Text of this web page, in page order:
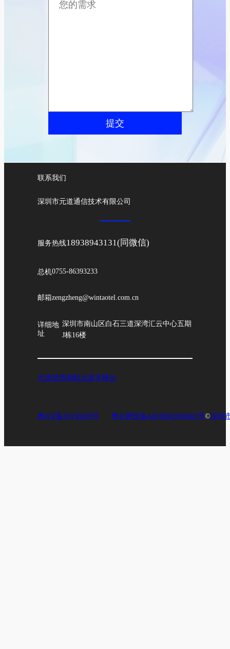
提交
联系我们
深圳市元道通信技术有限公司
服务热线18938943131(同微信)
总机0755-86393233
邮箱zengzheng@wintaotel.com.cn
详细地
址
深圳市南山区白石三道深湾汇云中心五期
J栋16楼
元道经纬相机元道车辆云
粤ICP备19156039号 粤公网安备44030602004602号©深圳